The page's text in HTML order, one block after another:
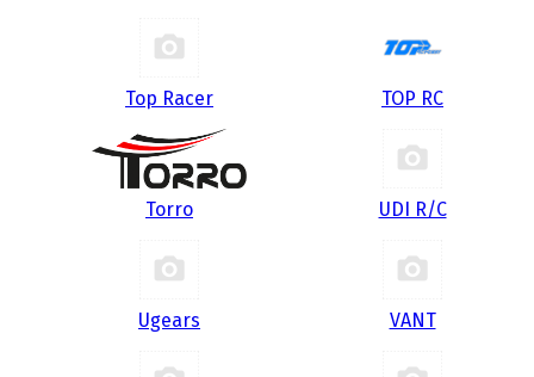
Top Racer TOP RC
Torro UDI R/С
Ugears VANT